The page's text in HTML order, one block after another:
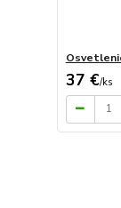
37 €/ks